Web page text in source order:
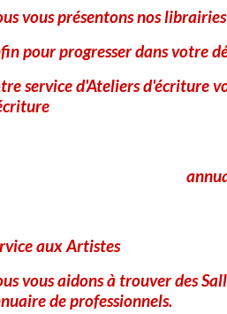
Ajouter
vous présentons nos
pour progresser dans votre
service d'Ateliers d'écriture
aux Artistes
vous aidons à trouver des
de professionnels.